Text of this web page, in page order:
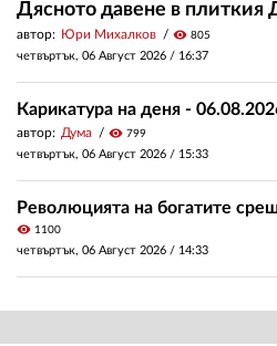
Дясното давене в плиткия
автор: Юри Михалков visibility 805
четвъртък, 06 Август 2026 / 16:37
Карикатура на деня -
автор: Дума visibility 799
четвъртък, 06 Август 2026 / 15:33
Революцията на богатите
visibility 1100
четвъртък, 06 Август 2026 / 14:33